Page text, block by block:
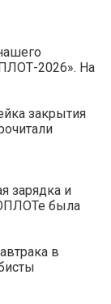
2026». На
закрытия
зарядка и
была
в